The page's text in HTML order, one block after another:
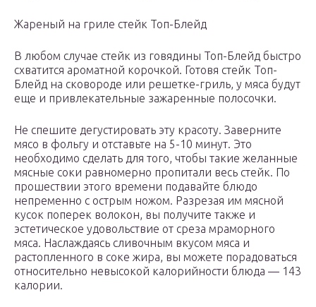
Жареный на гриле стейк Топ-Блейд
В любом случае стейк из говядины Топ-Блейд быстро
схватится ароматной корочкой. Готовя стейк Топ-
Блейд на сковороде или решетке-гриль, у мяса будут
еще и привлекательные зажаренные полосочки.
Не спешите дегустировать эту красоту. Заверните
мясо в фольгу и отставьте на 5-10 минут. Это
необходимо сделать для того, чтобы такие желанные
мясные соки равномерно пропитали весь стейк. По
прошествии этого времени подавайте блюдо
непременно с острым ножом. Разрезая им мясной
кусок поперек волокон, вы получите также и
эстетическое удовольствие от среза мраморного
мяса. Наслаждаясь сливочным вкусом мяса и
растопленного в соке жира, вы можете порадоваться
относительно невысокой калорийности блюда — 143
калории.